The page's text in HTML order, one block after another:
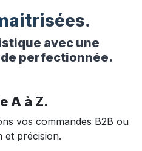
avec une
perfectionnée.
A à Z.
vos commandes B2B ou
et précision.